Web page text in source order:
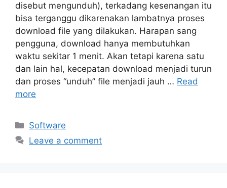
disebut mengunduh), terkadang kesenangan itu
bisa terganggu dikarenakan lambatnya proses
download file yang dilakukan. Harapan sang
pengguna, download hanya membutuhkan
waktu sekitar 1 menit. Akan tetapi karena satu
dan lain hal, kecepatan download menjadi turun
dan proses “unduh” file menjadi jauh … Read
more
Categories
Software
Leave a comment